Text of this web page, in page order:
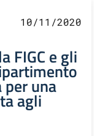
10/11/2020
FIGC e gli
una
agli